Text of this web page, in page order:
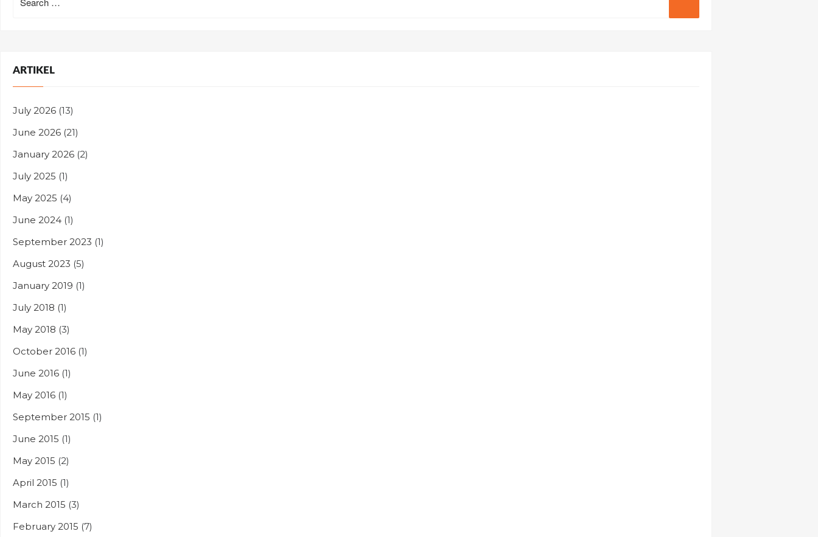
for:
ARTIKEL
July 2026 (13)
June 2026 (21)
January 2026 (2)
July 2025 (1)
May 2025 (4)
June 2024 (1)
September 2023 (1)
August 2023 (5)
January 2019 (1)
July 2018 (1)
May 2018 (3)
October 2016 (1)
June 2016 (1)
May 2016 (1)
September 2015 (1)
June 2015 (1)
May 2015 (2)
April 2015 (1)
March 2015 (3)
February 2015 (7)